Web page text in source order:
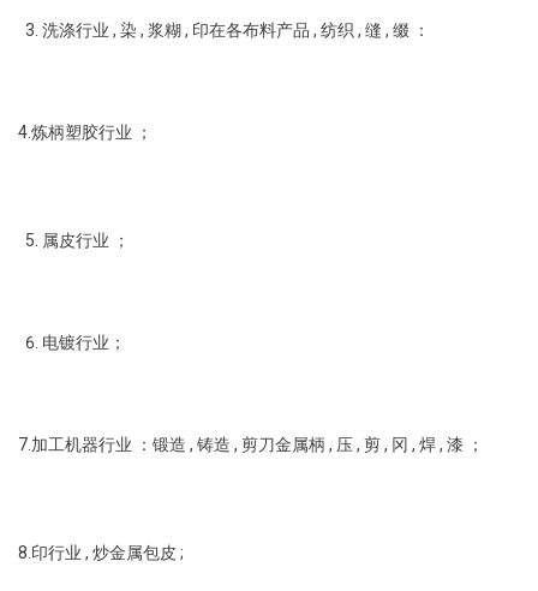
洗涤行业 , 染 , 浆糊 , 印在各布料产品 , 纺织 , 缝 , 缀 ：
4.炼柄塑胶行业 ；
属皮行业 ；
电镀行业；
7.加工机器行业 ：锻造 , 铸造 , 剪刀金属柄 , 压 , 剪 , 冈 , 焊 , 漆 ；
8.印行业 , 炒金属包皮 ;